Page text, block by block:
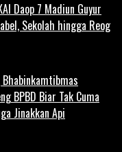
Daop 7 Madiun Guyur
Sekolah hingga Reog
BPBD Biar Tak Cuma
Jinakkan Api